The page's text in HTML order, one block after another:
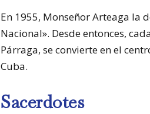
En 1955, Monseñor Arteaga la
Nacional». Desde entonces,
Párraga, se convierte en el
Cuba.
Sacerdotes